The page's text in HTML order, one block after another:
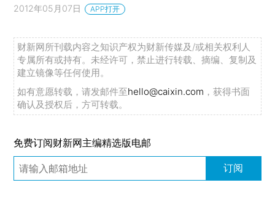
2012年05月07日 APP打开
财新网所刊载内容之知识产权为财新传媒及/或相关权利人
专属所有或持有。未经许可，禁止进行转载、摘编、复制及
建立镜像等任何使用。
如有意愿转载，请发邮件至hello@caixin.com ，获得书面
确认及授权后，方可转载。
免费订阅财新网主编精选版电邮
订阅